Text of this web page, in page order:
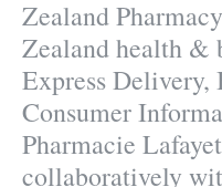
Zealand
Zealand health &
Express
Consumer
Pharmacie
collaboratively